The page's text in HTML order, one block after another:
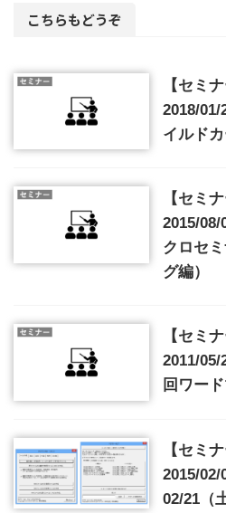
こちらもどうぞ
【セミ
2018/01/
イルド
【セミ
2015/
クロセ
グ編）
【セミ
2011/05/
回ワー
【セミ
2015/02/
02/21（